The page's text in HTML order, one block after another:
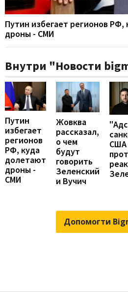
Путин избегает регионов
дроны - СМИ
Внутри "Новости
Путин
избегает
регионов
РФ, куда
долетают
дроны -
СМИ
Жовква
рассказал,
о чем
будут
говорить
Зеленский
и Вучич
США
Допомогти